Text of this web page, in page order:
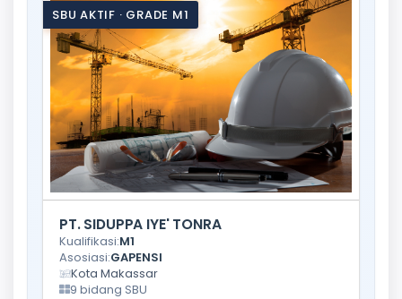
SBU AKTIF · GRADE M1
PT. SIDUPPA IYE' TONRA
Kualifikasi:M1
Asosiasi:GAPENSI
Kota Makassar
9 bidang SBU